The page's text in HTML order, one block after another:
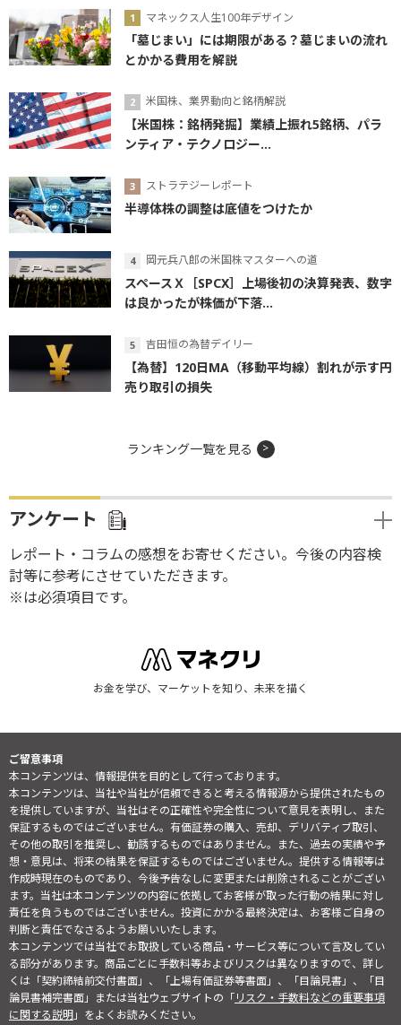
マネックス人生100年デザイン
「墓じまい」には期限がある？墓じまいの流れ
とかかる費用を解説
米国株、業界動向と銘柄解説
【米国株：銘柄発掘】業績上振れ5銘柄、パラ
ンティア・テクノロジー...
ストラテジーレポート
半導体株の調整は底値をつけたか
岡元兵八郎の米国株マスターへの道
スペースＸ［SPCX］上場後初の決算発表、数字
は良かったが株価が下落...
吉田恒の為替デイリー
【為替】120日MA（移動平均線）割れが示す円
売り取引の損失
ランキング一覧を見る
アンケート
レポート・コラムの感想をお寄せください。今後の内容検
討等に参考にさせていただきます。
※は必須項目です。
お金を学び、マーケットを知り、未来を描く
ご留意事項
本コンテンツは、情報提供を目的として行っております。
本コンテンツは、当社や当社が信頼できると考える情報源から提供されたもの
を提供していますが、当社はその正確性や完全性について意見を表明し、また
保証するものではございません。有価証券の購入、売却、デリバティブ取引、
その他の取引を推奨し、勧誘するものではありません。また、過去の実績や予
想・意見は、将来の結果を保証するものではございません。提供する情報等は
作成時現在のものであり、今後予告なしに変更または削除されることがござい
ます。当社は本コンテンツの内容に依拠してお客様が取った行動の結果に対し
責任を負うものではございません。投資にかかる最終決定は、お客様ご自身の
判断と責任でなさるようお願いいたします。
本コンテンツでは当社でお取扱している商品・サービス等について言及してい
る部分があります。商品ごとに手数料等およびリスクは異なりますので、詳し
くは「契約締結前交付書面」、「上場有価証券等書面」、「目論見書」、「目
論見書補完書面」または当社ウェブサイトの「リスク・手数料などの重要事項
に関する説明」をよくお読みください。